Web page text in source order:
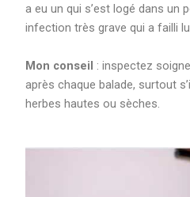
a eu un qui s’est logé dans un
infection très grave qui a failli
Mon conseil : inspectez
après chaque balade, surtout
herbes hautes ou sèches.